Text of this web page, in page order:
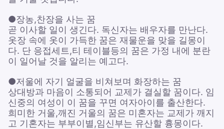
●장농,찬장을 사는 꿈
곧 이사할 일이 생긴다. 독신자는 배우자를 만난다.
옷장 속에 옷이 가득한 꿈은 재물운을 맞을 길몽이
다. 단 응접세트,티 테이블등의 꿈은 가정 내에 분란
이 일어날 것을 알리는 예고다.
●저울에 자기 얼굴을 비쳐보며 화장하는 꿈
상대방과 마음이 소통되어 교제가 결실할 꿈이다. 임
신중의 여성이 이 꿈을 꾸면 여자아이를 출산한다.
희미한 거울,깨진 거울의 꿈은 미혼자는 교제가 깨지
고 기혼자는 부부이별,임신부는 유산할 흉몽이다.